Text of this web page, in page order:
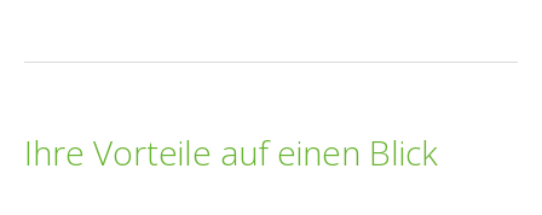
Ihre Vorteile auf einen Blick